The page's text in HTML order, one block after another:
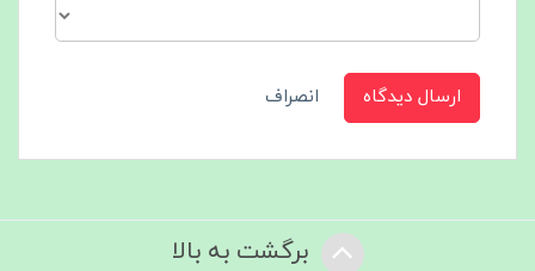
ارسال دیدگاه انصراف
برگشت به بالا